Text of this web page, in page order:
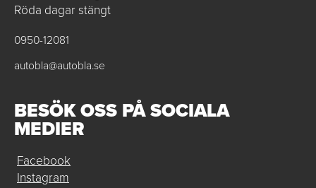
Röda dagar stängt
0950-12081
autobla@autobla.se
BESÖK OSS PÅ SOCIALA
MEDIER
Facebook
Instagram